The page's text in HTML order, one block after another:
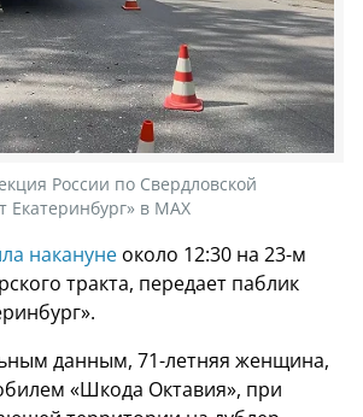
России по Свердловской
Екатеринбург» в МАХ
накануне около 12:30 на 23-м
тракта, передает паблик
данным, 71-летняя женщина,
«Шкода Октавия», при